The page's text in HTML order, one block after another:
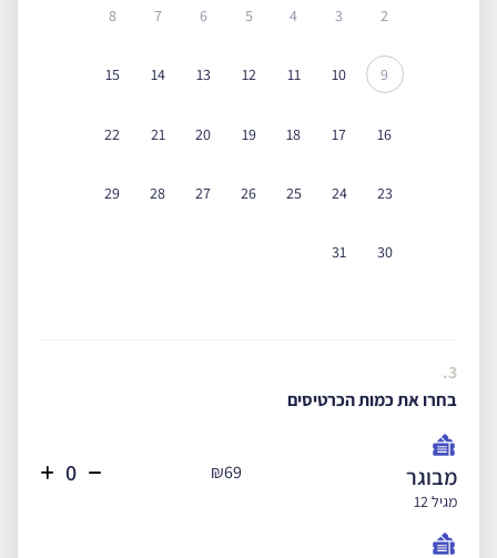
2
3
4
5
6
7
8
9
10
11
12
13
14
15
16
17
18
19
20
21
22
23
24
25
26
27
28
29
30
31
3.
בחרו את כמות הכרטיסים
מבוגר
מגיל 12
₪69